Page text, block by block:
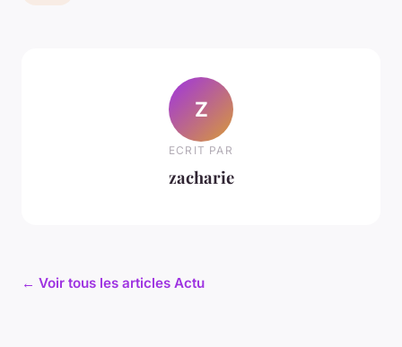
Z
ECRIT PAR
zacharie
← Voir tous les articles Actu